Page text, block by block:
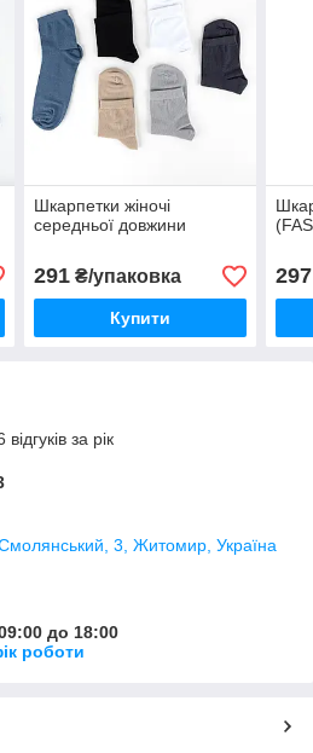
Шкарпетки жіночі
середньої довжини
291₴/упаковка
Купити
297
за рік
3, Житомир, Україна
до 18:00
роботи